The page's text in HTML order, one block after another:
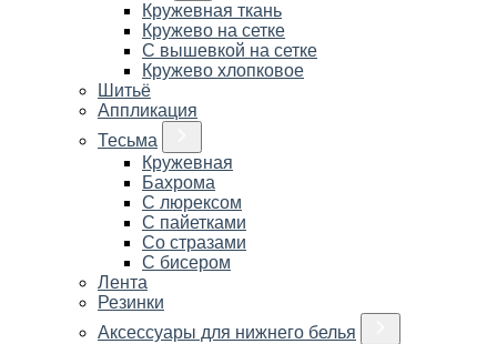
Кружевная ткань
Кружево на сетке
С вышевкой на сетке
Кружево хлопковое
Шитьё
Аппликация
Тесьма
Кружевная
Бахрома
С люрексом
С пайетками
Со стразами
С бисером
Лента
Резинки
Аксессуары для нижнего белья